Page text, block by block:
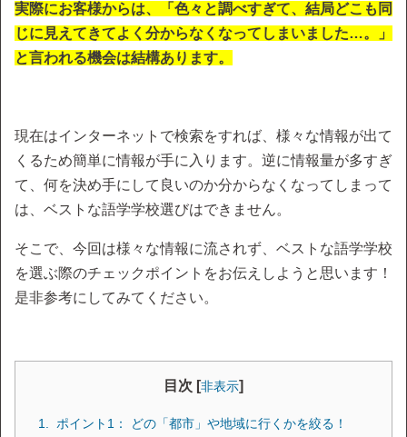
実際にお客様からは、「色々と調べすぎて、結局どこも同
じに見えてきてよく分からなくなってしまいました…。」
と言われる機会は結構あります。
現在はインターネットで検索をすれば、様々な情報が出て
くるため簡単に情報が手に入ります。逆に情報量が多すぎ
て、何を決め手にして良いのか分からなくなってしまって
は、ベストな語学学校選びはできません。
そこで、今回は様々な情報に流されず、ベストな語学学校
を選ぶ際のチェックポイントをお伝えしようと思います！
是非参考にしてみてください。
目次 [非表示]
ポイント1： どの「都市」や地域に行くかを絞る！